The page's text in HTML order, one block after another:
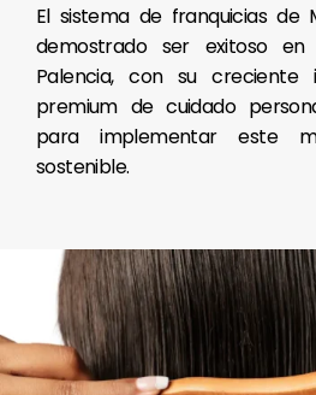
El sistema de franquicias de
demostrado ser exitoso en
Palencia, con su creciente
premium de cuidado
para implementar este
sostenible.